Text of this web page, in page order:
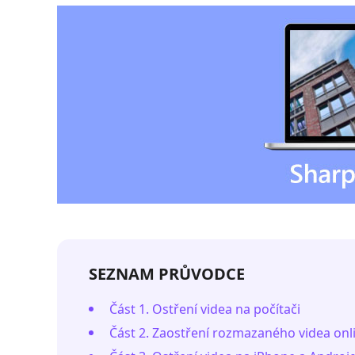
SEZNAM PRŮVODCE
Část 1. Ostření videa na počítači
Část 2. Zaostření rozmazaného videa